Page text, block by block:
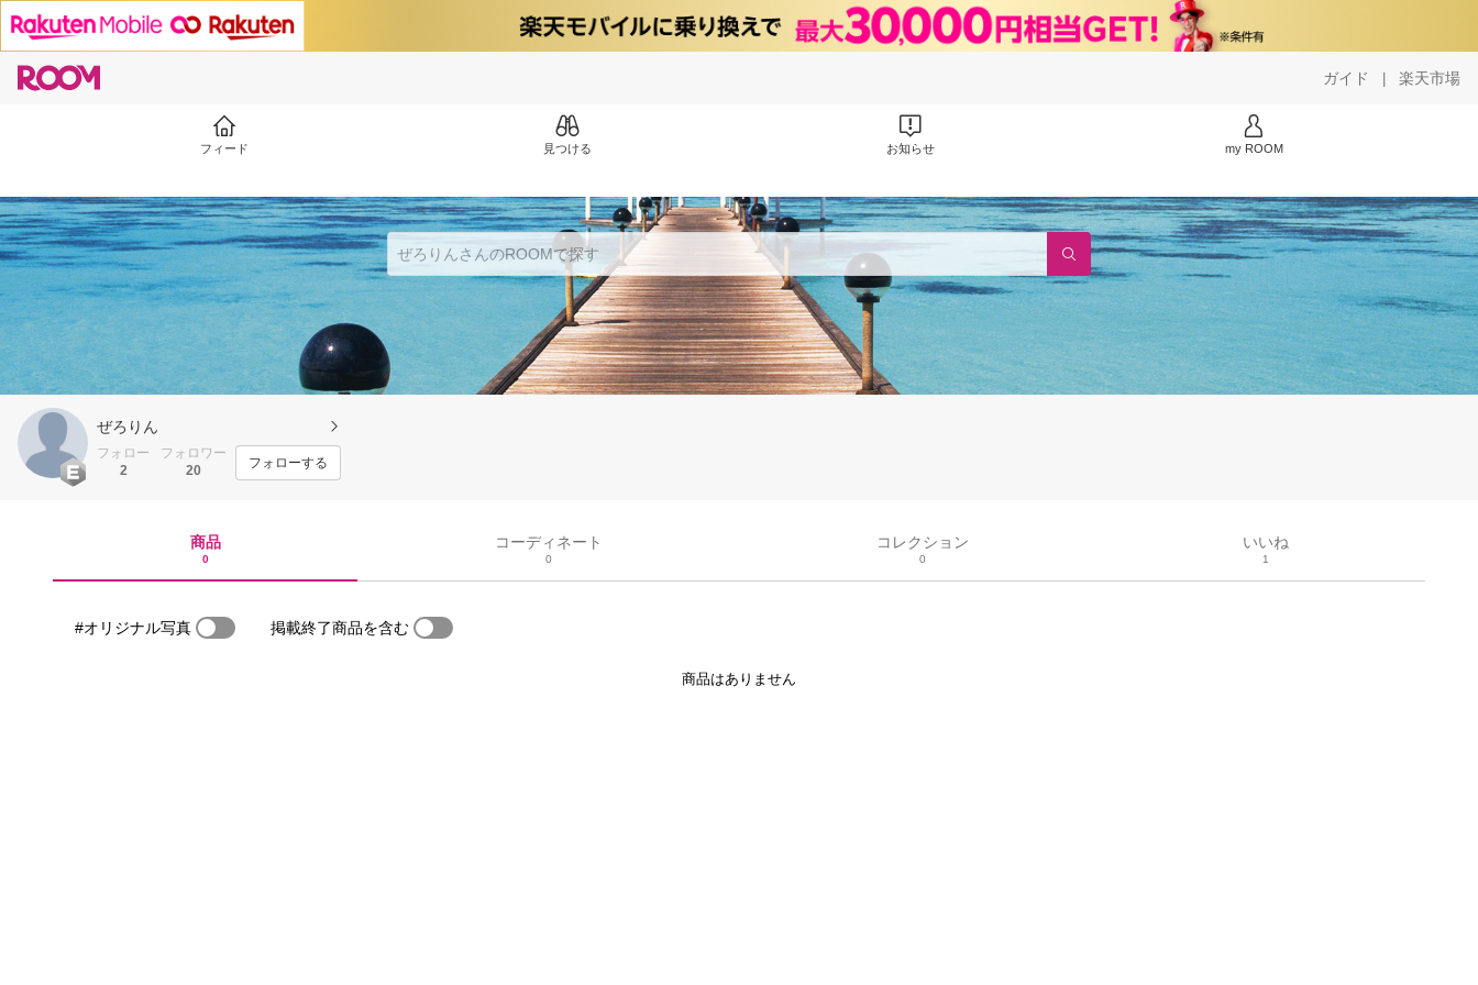
ガイド | 楽天市場
フィード 見つける お知らせ my ROOM
ぜろりん
フォロー
2
フォロワー
20
フォローする
商品
0
コーディネート
0
コレクション
0
いいね
1
#オリジナル写真 掲載終了商品を含む
商品はありません